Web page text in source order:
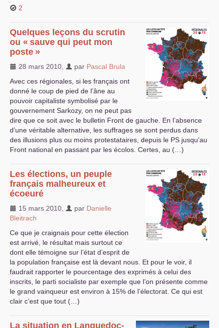
2
Quelques leçons du scrutin
ou « sauve qui peut mon
poste »
28 mars 2010 par Pascal Brula
Avec ces régionales, si les français ont
donné le coup de pied de l’âne au
pouvoir capitaliste symbolisé par le
gouvernement Sarkozy, on ne peut pas
dire que ce soit avec le bulletin Front de gauche. En l’absence
d’une véritable alternative, les suffrages se sont perdus dans
des illusions plus ou moins protestataires, depuis le PS jusqu’au
Front national en passant par les écolos. Certes, au (…)
Les élections, un peuple
français malheureux et
écoeuré
15 mars 2010 par Danielle
Bleitrach
Ce que je craignais pour cette élection
est arrivé, le résultat mais surtout ce
dont elle témoigne sur l’état d’esprit de
la population française est là devant nous. Et pour le voir, il
faudrait rapporter le pourcentage des exprimés à celui des
inscrits, le parti socialiste par exemple que l’on présente comme
le grand vainqueur est environ à 15% de l’électorat. Ce qui est
clair c’est que tout (…)
La situation en Languedoc-